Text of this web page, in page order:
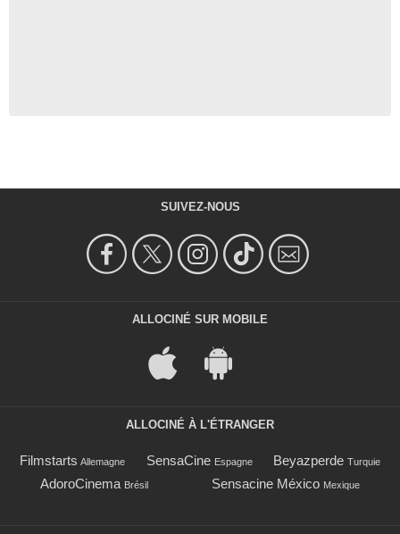
SUIVEZ-NOUS
ALLOCINÉ SUR MOBILE
ALLOCINÉ À L'ÉTRANGER
Filmstarts Allemagne SensaCine Espagne Beyazperde Turquie
AdoroCinema Brésil Sensacine México Mexique